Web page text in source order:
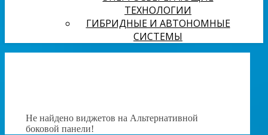
ТЕХНОЛОГИИ
ГИБРИДНЫЕ И АВТОНОМНЫЕ
СИСТЕМЫ
Не найдено виджетов на Альтернативной
боковой панели!